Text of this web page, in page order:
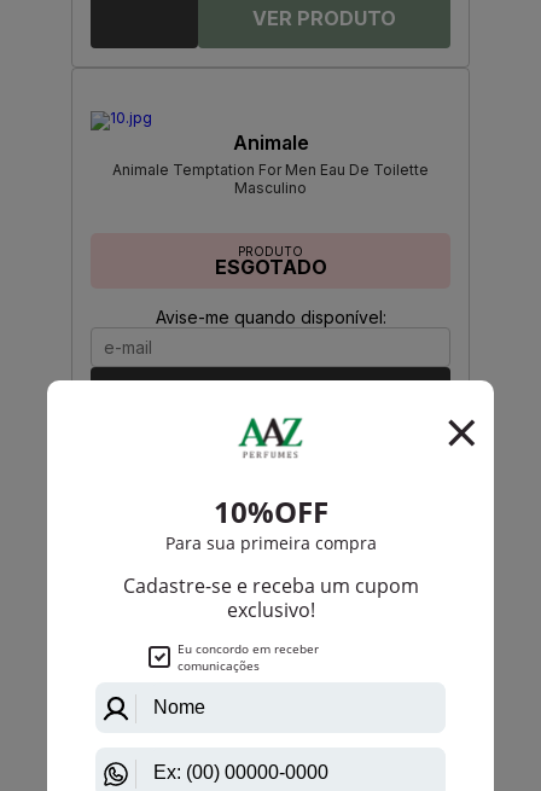
Animale
Animale Temptation For Men Eau De Toilette
Masculino
PRODUTO
ESGOTADO
Avise-me quando disponível:
Animale
Animale Azul Eau De Toilette Masculino
PRODUTO